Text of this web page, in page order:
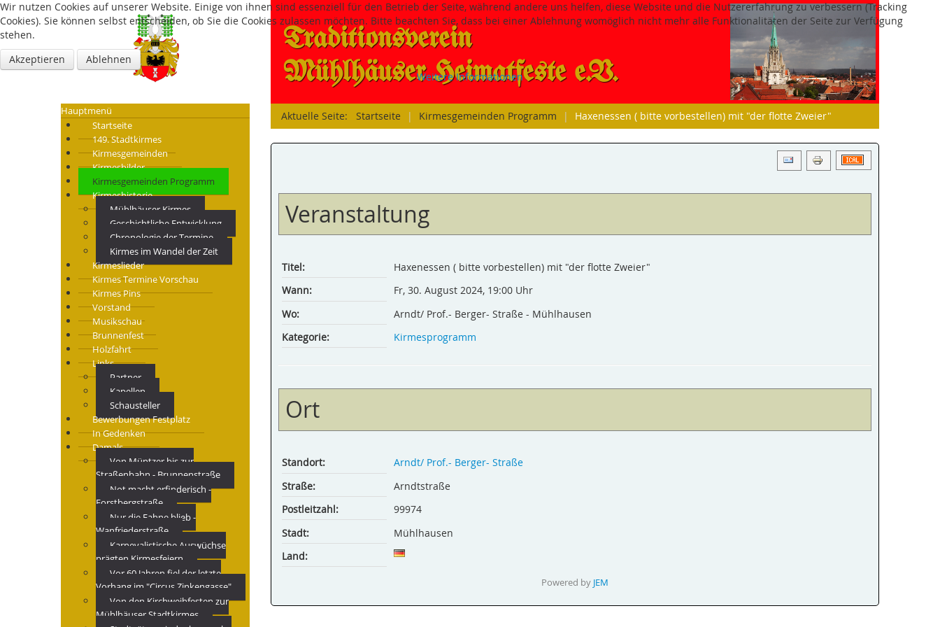
Traditions­verein
Mühlhäuser Heimatfeste e.V.
Hauptmenü
Startseite
149. Stadtkirmes
Kirmesgemeinden
Kirmesbilder
Kirmesgemeinden Programm
Kirmeshistorie
Mühlhäuser Kirmes
Geschichtliche Entwicklung
Chronologie der Termine
Kirmes im Wandel der Zeit
Kirmeslieder
Kirmes Termine Vorschau
Kirmes Pins
Vorstand
Musikschau
Brunnenfest
Holzfahrt
Links
Partner
Kapellen
Schausteller
Bewerbungen Festplatz
In Gedenken
Damals
Von Müntzer bis zur
Straßenbahn - Brunnenstraße
Not macht erfinderisch -
Forstbergstraße
Nur die Fahne blieb -
Wanfriederstraße
Karnevalistische Auswüchse
prägten Kirmesfeiern
Vor 60 Jahren fiel der letzte
Vorhang im "Circus Zinkengasse"
Von den Kirchweihfesten zur
Mühlhäuser Stadtkirmes
Aktuelle Seite: Startseite | Kirmesgemeinden Programm | Haxenessen ( bitte vorbestellen) mit "der flotte Zweier"
Veranstaltung
Titel:
Haxenessen ( bitte vorbestellen) mit "der flotte Zweier"
Wann:
Fr, 30. August 2024, 19:00 Uhr
Wo:
Arndt/ Prof.- Berger- Straße - Mühlhausen
Kategorie:
Kirmesprogramm
Ort
Standort:
Arndt/ Prof.- Berger- Straße
Straße:
Arndtstraße
Postleitzahl:
99974
Stadt:
Mühlhausen
Land:
Powered by JEM
Wir nutzen Cookies auf unserer Website. Einige von ihnen sind essenziell für den Betrieb der Seite, während andere uns helfen, diese Website und die Nutzererfahrung zu verbessern (Tracking
Cookies). Sie können selbst entscheiden, ob Sie die Cookies zulassen möchten. Bitte beachten Sie, dass bei einer Ablehnung womöglich nicht mehr alle Funktionalitäten der Seite zur Verfügung
stehen.
Akzeptieren
Ablehnen
Weitere Informationen